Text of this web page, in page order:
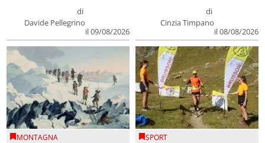
di
Davide Pellegrino
il 09/08/2026
di
Cinzia Timpano
il 08/08/2026
MONTAGNA SPORT